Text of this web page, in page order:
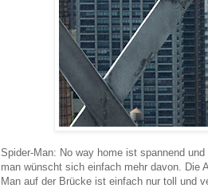
Spider-Man: No way home ist spannend
man wünscht sich einfach mehr davon. Die
Man auf der Brücke ist einfach nur toll und